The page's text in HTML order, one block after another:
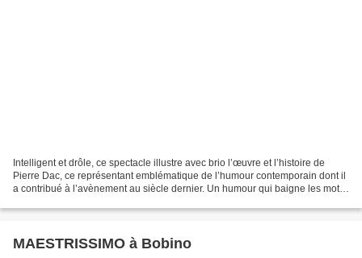
Intelligent et drôle, ce spectacle illustre avec brio l’œuvre et l’histoire de
Pierre Dac, ce représentant emblématique de l’humour contemporain dont il
a contribué à l’avènement au siècle dernier. Un humour qui baigne les mots
MAESTRISSIMO à Bobino